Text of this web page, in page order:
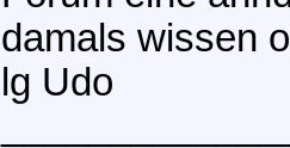
damals wissen
lg Udo